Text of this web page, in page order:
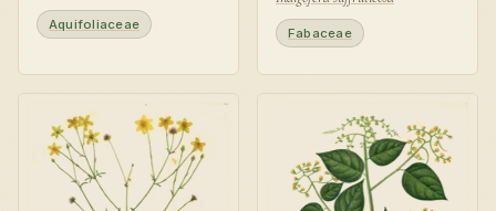
Aquifoliaceae
Fabaceae